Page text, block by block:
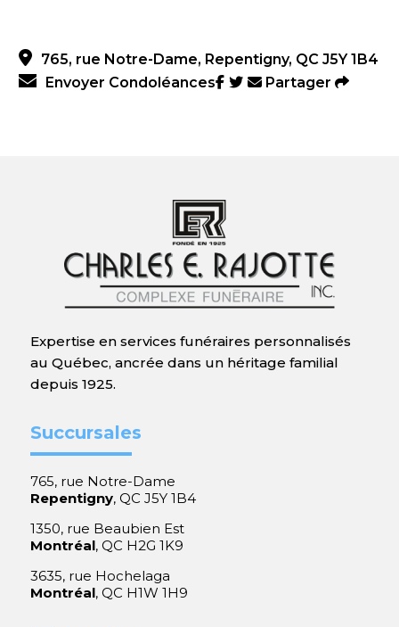
765, rue Notre-Dame, Repentigny, QC J5Y 1B4
Envoyer Condoléances
Partager
Expertise en services funéraires personnalisés
au Québec, ancrée dans un héritage familial
depuis 1925.
Succursales
765, rue Notre-Dame
Repentigny, QC J5Y 1B4
1350, rue Beaubien Est
Montréal, QC H2G 1K9
3635, rue Hochelaga
Montréal, QC H1W 1H9